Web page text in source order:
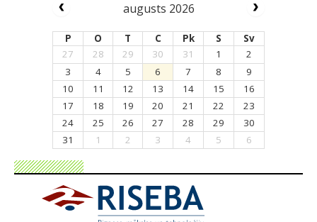
augusts 2026
P O T C Pk S
Sv
27
28 29 30 31 1
2
3
4 5 6 7 8
9
10
11 12 13 14 15
16
17
18 19 20 21 22
23
24
25 26 27 28 29
30
31
1 2 3 4 5 6